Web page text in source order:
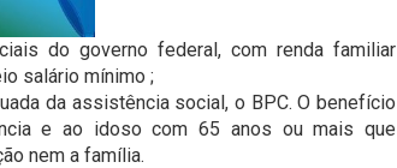
do governo federal, com renda familiar
salário mínimo ;
da assistência social, o BPC. O benefício
e ao idoso com 65 anos ou mais que
nem a família.